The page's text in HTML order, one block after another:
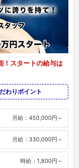
！スタートの給与は
わりポイント
月給：450,000円～
月給：330,000円～
時給：1,800円～